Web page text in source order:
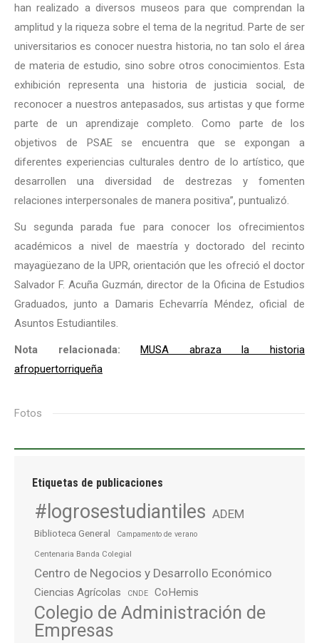
han realizado a diversos museos para que comprendan la
amplitud y la riqueza sobre el tema de la negritud. Parte de ser
universitarios es conocer nuestra historia, no tan solo el área
de materia de estudio, sino sobre otros conocimientos. Esta
exhibición representa una historia de justicia social, de
reconocer a nuestros antepasados, sus artistas y que forme
parte de un aprendizaje completo. Como parte de los
objetivos de PSAE se encuentra que se expongan a
diferentes experiencias culturales dentro de lo artístico, que
desarrollen una diversidad de destrezas y fomenten
relaciones interpersonales de manera positiva”, puntualizó.
Su segunda parada fue para conocer los ofrecimientos
académicos a nivel de maestría y doctorado del recinto
mayagüezano de la UPR, orientación que les ofreció el doctor
Salvador F. Acuña Guzmán, director de la Oficina de Estudios
Graduados, junto a Damaris Echevarría Méndez, oficial de
Asuntos Estudiantiles.
Nota relacionada:
MUSA abraza la historia
afropuertorriqueña
Fotos
Etiquetas de publicaciones
#logrosestudiantiles ADEM
Biblioteca General Campamento de verano
Centenaria Banda Colegial
Centro de Negocios y Desarrollo Económico
Ciencias Agrícolas CNDE CoHemis
Colegio de Administración de
Empresas